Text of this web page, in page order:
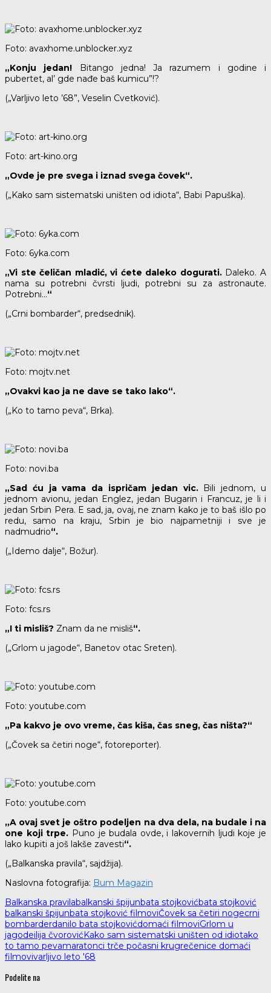
Foto: avaxhome.unblocker.xyz
„Konju jedan!
Bitango jedna! Ja razumem i godine i
pubertet, al’ gde nađe baš kumicu”!?
(„Varljivo leto ’68”, Veselin Cvetković).
Foto: art-kino.org
„Ovde je pre svega i iznad svega čovek“.
(„Kako sam sistematski uništen od idiota“, Babi Papuška).
Foto: 6yka.com
„Vi ste čeličan mladić, vi ćete daleko dogurati. Daleko. A
nama su potrebni čvrsti ljudi, potrebni su za astronaute.
Potrebni…“
(„Crni bombarder“, predsednik).
Foto: mojtv.net
„Ovakvi kao ja ne dave se tako lako“.
(„Ko to tamo peva“, Brka).
Foto: novi.ba
„Sad ću ja vama da ispričam jedan vic.
Bili jednom, u
jednom avionu, jedan Englez, jedan Bugarin i Francuz, je li i
jedan Srbin Pera. E sad, ja, ovaj, ne znam kako je to baš išlo po
redu, samo na kraju, Srbin je bio najpametniji i sve je
nadmudrio“.
(„Idemo dalje“, Božur).
Foto: fcs.rs
„I ti misliš? Znam da ne misliš“.
(„Grlom u jagode“, Banetov otac Sreten).
Foto: youtube.com
„Pa kakvo je ovo vreme, čas kiša, čas sneg, čas ništa?“
(„Čovek sa četiri noge“, fotoreporter).
Foto: youtube.com
„A ovaj svet je oštro podeljen na dva dela, na budale i na
one koji trpe. Puno je budala ovde, i lakovernih ljudi koje je
lako kupiti a još lakše zavesti“.
(„Balkanska pravila“, sajdžija).
Naslovna fotografija: Bum Magazin
Balkanska pravilabalkanski špijunbata stojkovićbata stojković
balkanski špijunbata stojković filmoviČovek sa četiri nogecrni
bombarderdanilo bata stojkovićdomaći filmoviGrlom u
jagodeilija čvorović Kako sam sistematski uništen od idiotako
to tamo pevamaratonci trče počasni krugrečenice domaći
filmovivarljivo leto '68
Podelite na